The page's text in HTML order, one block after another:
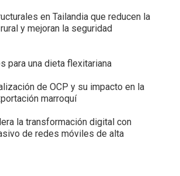
en Tailandia que reducen la
y mejoran la seguridad
para una dieta flexitariana
de OCP y su impacto en la
marroquí
la transformación digital con
de redes móviles de alta